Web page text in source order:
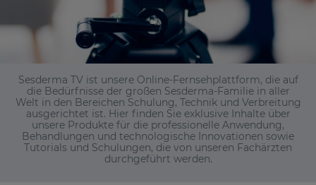
Sesderma TV ist unsere Online-Fernsehplattform, die auf
die Bedürfnisse der großen Sesderma-Familie in aller
Welt in den Bereichen Schulung, Technik und Verbreitung
ausgerichtet ist. Hier finden Sie exklusive Inhalte über
unsere Produkte für die professionelle Anwendung,
Behandlungen und technologische Innovationen sowie
Tutorials und Schulungen, die von unseren Fachärzten
durchgeführt werden.